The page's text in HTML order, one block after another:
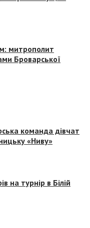
митрополит
Броварської
команда дівчат
«Ниву»
на турнір в Білій